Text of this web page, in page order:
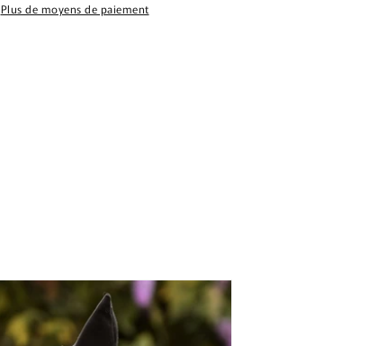
Plus de moyens de paiement